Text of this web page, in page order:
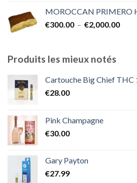
à
MOROCCAN PRIMERO
€300.00 – €2,000.00Plage
Produits les mieux notés
Cartouche Big Chief THC
€28.00
Pink Champagne
€30.00
Gary Payton
€27.99